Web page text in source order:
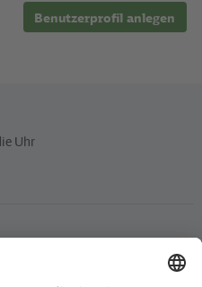
Benutzerprofil anlegen
Uhr
für unterwegs